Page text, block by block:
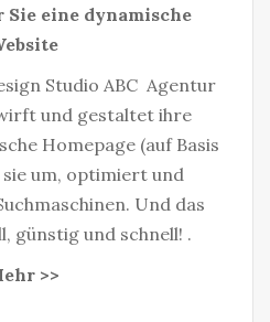
eine dynamische
Studio ABC Agentur
und gestaltet ihre
Homepage (auf Basis
sie um, optimiert und
Und das
günstig und schnell! .
>>